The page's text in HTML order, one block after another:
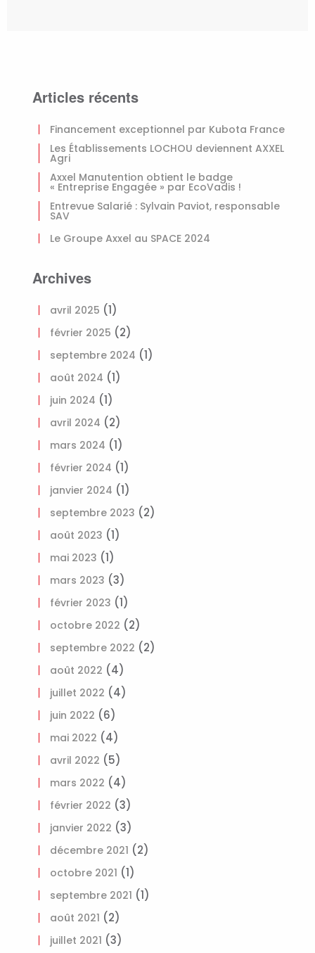
Articles récents
Financement exceptionnel par Kubota France
Les Établissements LOCHOU deviennent AXXEL
Agri
Axxel Manutention obtient le badge
« Entreprise Engagée » par EcoVadis !
Entrevue Salarié : Sylvain Paviot, responsable
SAV
Le Groupe Axxel au SPACE 2024
Archives
avril 2025 (1)
février 2025 (2)
septembre 2024 (1)
août 2024 (1)
juin 2024 (1)
avril 2024 (2)
mars 2024 (1)
février 2024 (1)
janvier 2024 (1)
septembre 2023 (2)
août 2023 (1)
mai 2023 (1)
mars 2023 (3)
février 2023 (1)
octobre 2022 (2)
septembre 2022 (2)
août 2022 (4)
juillet 2022 (4)
juin 2022 (6)
mai 2022 (4)
avril 2022 (5)
mars 2022 (4)
février 2022 (3)
janvier 2022 (3)
décembre 2021 (2)
octobre 2021 (1)
septembre 2021 (1)
août 2021 (2)
juillet 2021 (3)